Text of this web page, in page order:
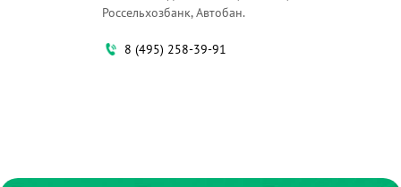
Россельхозбанк, Автобан.
8 (495) 258-39-91